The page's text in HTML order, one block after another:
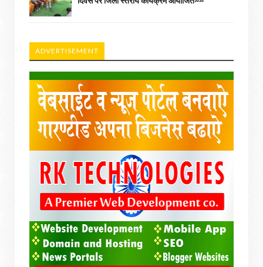
ADVERTISEMENT